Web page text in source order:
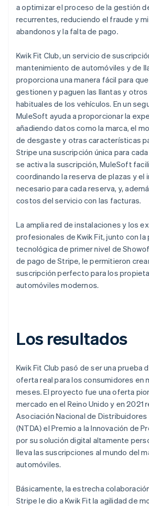
a optimizar el proceso de la gestión
recurrentes, reduciendo el fraude y
abandonos y la falta de pago.
Kwik Fit Club, un servicio de
mantenimiento de automóviles y de
proporciona una manera fácil para
gestionen y paguen las llantas y
habituales de los vehículos. En un
MuleSoft ayuda a proporcionar la
añadiendo datos como la marca, el
de desgaste y otras características
Stripe una suscripción única para
se activa la suscripción, MuleSoft
coordinando la reserva de plazas y el
necesario para cada reserva, y,
costos del servicio con las facturas.
La amplia red de instalaciones y los
profesionales de Kwik Fit, junto con
tecnológica de primer nivel de
de pago de Stripe, le permitieron
suscripción perfecto para los
automóviles modernos.
Los resultados
Kwik Fit Club pasó de ser una prueba
oferta real para los consumidores en
meses. El proyecto fue una oferta
mercado en el Reino Unido y en 2021
Asociación Nacional de
(NTDA) el Premio a la Innovación de
por su solución digital altamente
lleva las suscripciones al mundo del
automóviles.
Básicamente, la estrecha
Stripe le dio a Kwik Fit la agilidad de